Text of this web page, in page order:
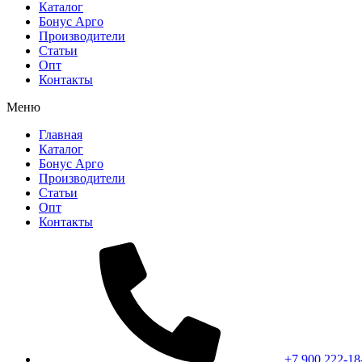
Каталог
Бонус Арго
Производители
Статьи
Опт
Контакты
Меню
Главная
Каталог
Бонус Арго
Производители
Статьи
Опт
Контакты
+7 900 222-